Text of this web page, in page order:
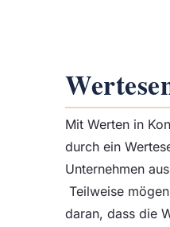
Mit Werten in
durch ein
Unternehmen
Teilweise
daran, dass die